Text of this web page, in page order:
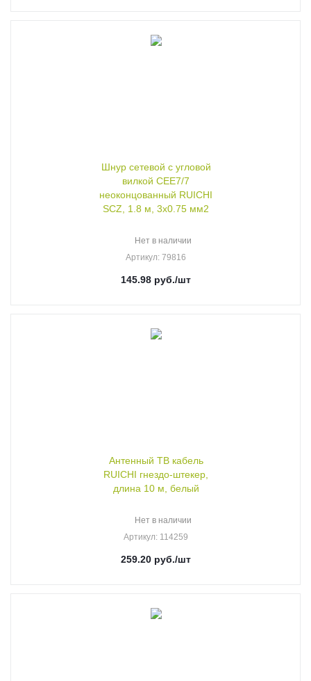
Шнур сетевой с угловой
вилкой CEE7/7
неоконцованный RUICHI
SCZ, 1.8 м, 3х0.75 мм2
Нет в наличии
Артикул: 79816
145.98 руб./шт
Антенный ТВ кабель
RUICHI гнездо-штекер,
длина 10 м, белый
Нет в наличии
Артикул: 114259
259.20 руб./шт